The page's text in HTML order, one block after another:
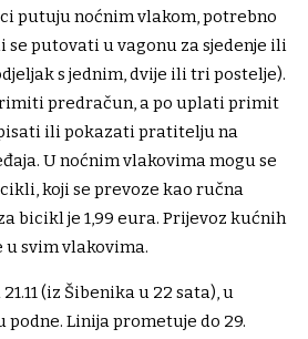
putuju noćnim vlakom, potrebno
se putovati u vagonu za sjedenje ili
s jednim, dvije ili tri postelje).
predračun, a po uplati primit
ili pokazati pratitelju na
U noćnim vlakovima mogu se
koji se prevoze kao ručna
bicikl je 1,99 eura. Prijevoz kućnih
svim vlakovima.
(iz Šibenika u 22 sata), u
podne. Linija prometuje do 29.